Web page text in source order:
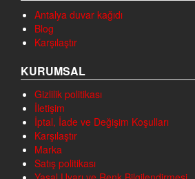
Antalya duvar kağıdı
Blog
Karşılaştır
KURUMSAL
Gizlilik politikası
İletişim
İptal, İade ve Değişim Koşulları
Karşılaştır
Marka
Satış politikası